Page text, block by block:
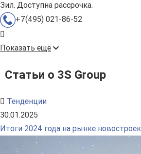
Зил. Доступна рассрочка.
+7(495) 021-86-52
Показать ещё
Статьи о 3S Group
Тенденции
30.01.2025
Итоги 2024 года на рынке